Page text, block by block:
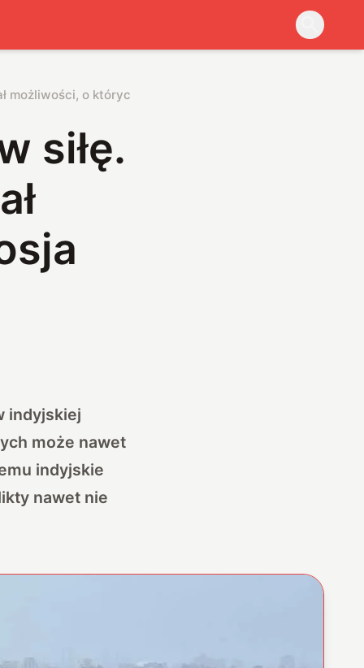
o których Rosja może tylko pomarzyć
siłę.
indyjskiej
może nawet
indyjskie
nawet nie